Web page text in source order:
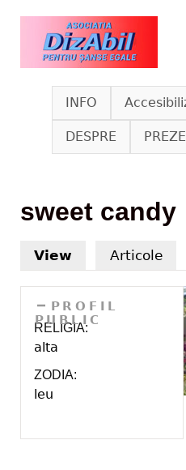
Skip to main
www.dizabil.eu
INFO
DESPRE
sweet candy
View (active tab)
Articole
HIDE
PROFIL
PUBLIC
RELIGIA:
alta
ZODIA:
leu